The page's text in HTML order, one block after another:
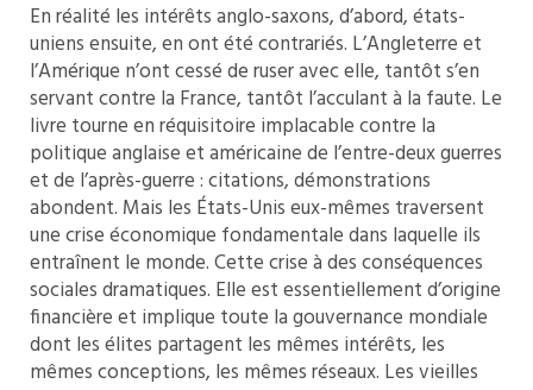
En réalité les intérêts anglo-saxons, d’abord, états-
uniens ensuite, en ont été contrariés. L’Angleterre et
l’Amérique n’ont cessé de ruser avec elle, tantôt s’en
servant contre la France, tantôt l’acculant à la faute. Le
livre tourne en réquisitoire implacable contre la
politique anglaise et américaine de l’entre-deux guerres
et de l’après-guerre : citations, démonstrations
abondent. Mais les États-Unis eux-mêmes traversent
une crise économique fondamentale dans laquelle ils
entraînent le monde. Cette crise à des conséquences
sociales dramatiques. Elle est essentiellement d’origine
financière et implique toute la gouvernance mondiale
dont les élites partagent les mêmes intérêts, les
mêmes conceptions, les mêmes réseaux. Les vieilles